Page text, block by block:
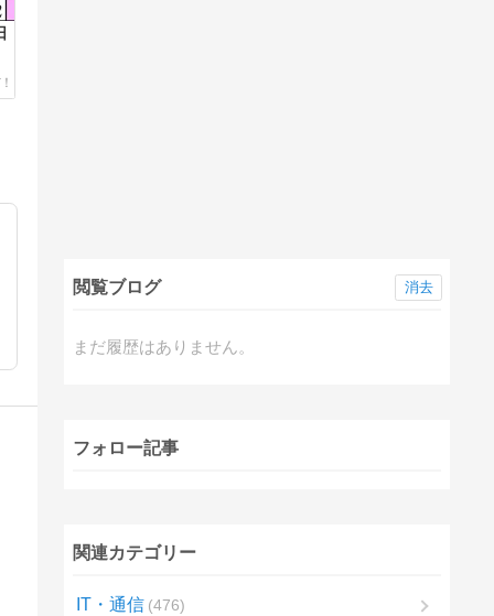
閲覧ブログ
まだ履歴はありません。
消去
フォロー記事
関連カテゴリー
IT・通信 476